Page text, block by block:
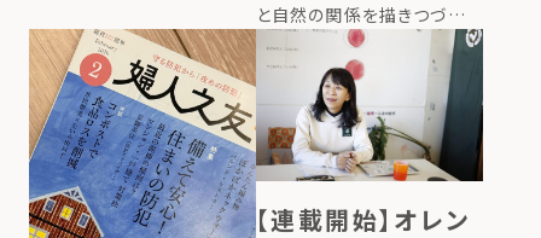
締結
下「LFC」）は、静岡県三島市
と、生ごみの減量および環境
負荷の低減を目的とした「循
環型ライフスタイルへの転換
に向 […]
2km圏内での栄養
循環のストーリー
が掲載されました。
と自然の関係を描きつづけ
るWEBマガジン
「greenz.jp」。 greenzが
『自然環境の再生と同時に、
社会と私たち自身もすこやか
さを取り戻す仕組みをつくる
こと』を「リジェネラティブデ
ザイン […]
【連載開始】オレン